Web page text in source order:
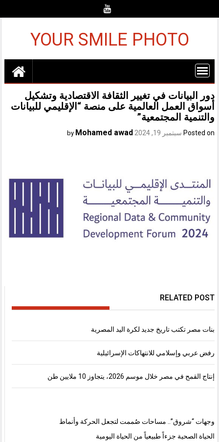
YOUR SMILE PHOTO
دور البيانات في تغيير الثقافة الاقتصادية وتشكيل
أسواق العمل العالمية على منصة “الإقليمي للبيانات
والتنمية المجتمعية”
Posted on سبتمبر 19, 2024 Mohamed awad
RELATED POST
بنات مصر تكتب تاريخ جديد لكرة اليد المصرية
رفض عربي وإسلامي للانتهاكات الإسرائيلية
إنتاج القمح في مصر خلال موسم 2026، يتجاوز 10 ملايين طن
وجهات “شروق”.. مساحات صُممت لتجعل الحركة وأنماط
الحياة الصحية جزءاً طبيعياً من الحياة اليومية